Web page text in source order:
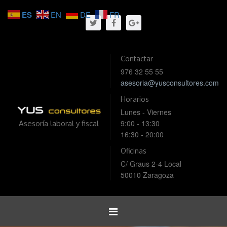
Asesoría laboral y fiscal
Contactar
976 32 55 55
asesoria@yusconsultores.com
Horarios
Lunes - Viernes
9:00 - 13:30
16:30 - 20:00
Oficinas
C/ Graus 2-4 Local
50010 Zaragoza
Toggle
ES EN DE FR